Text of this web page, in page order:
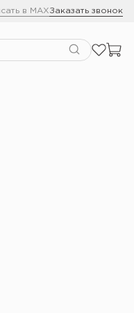
в MAXЗаказать звонок